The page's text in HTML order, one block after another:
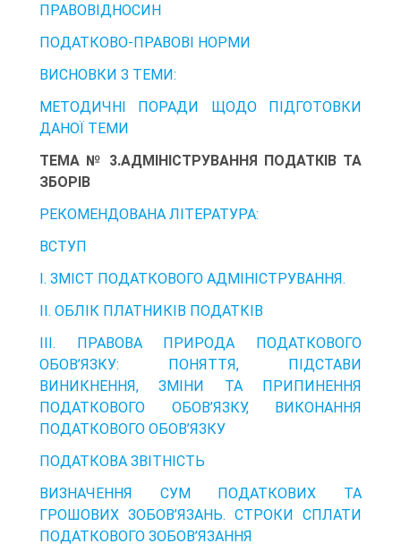
ПРАВОВІДНОСИН
ПОДАТКОВО-ПРАВОВІ НОРМИ
ВИСНОВКИ З ТЕМИ:
МЕТОДИЧНІ ПОРАДИ ЩОДО ПІДГОТОВКИ
ДАНОЇ ТЕМИ
ТЕМА № 3.АДМІНІСТРУВАННЯ ПОДАТКІВ ТА
ЗБОРІВ
РЕКОМЕНДОВАНА ЛІТЕРАТУРА:
ВСТУП
І. ЗМІСТ ПОДАТКОВОГО АДМІНІСТРУВАННЯ.
ІІ. ОБЛІК ПЛАТНИКІВ ПОДАТКІВ
ІІІ. ПРАВОВА ПРИРОДА ПОДАТКОВОГО
ОБОВ’ЯЗКУ: ПОНЯТТЯ, ПІДСТАВИ
ВИНИКНЕННЯ, ЗМІНИ ТА ПРИПИНЕННЯ
ПОДАТКОВОГО ОБОВ’ЯЗКУ, ВИКОНАННЯ
ПОДАТКОВОГО ОБОВ’ЯЗКУ
ПОДАТКОВА ЗВІТНІСТЬ
ВИЗНАЧЕННЯ СУМ ПОДАТКОВИХ ТА
ГРОШОВИХ ЗОБОВ’ЯЗАНЬ. СТРОКИ СПЛАТИ
ПОДАТКОВОГО ЗОБОВ’ЯЗАННЯ